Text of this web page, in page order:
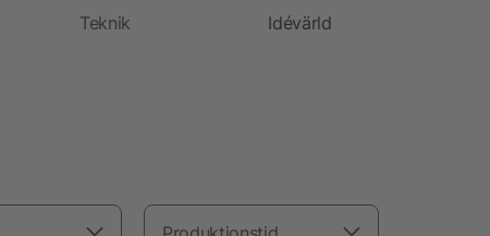
Teknik Idévärld